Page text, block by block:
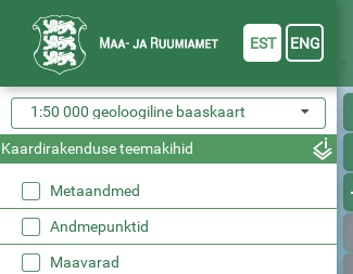
1:50 000 geoloogiline baaskaart
Kaardirakenduse teemakihid
Metaandmed
Andmepunktid
Maavarad
EST ENG